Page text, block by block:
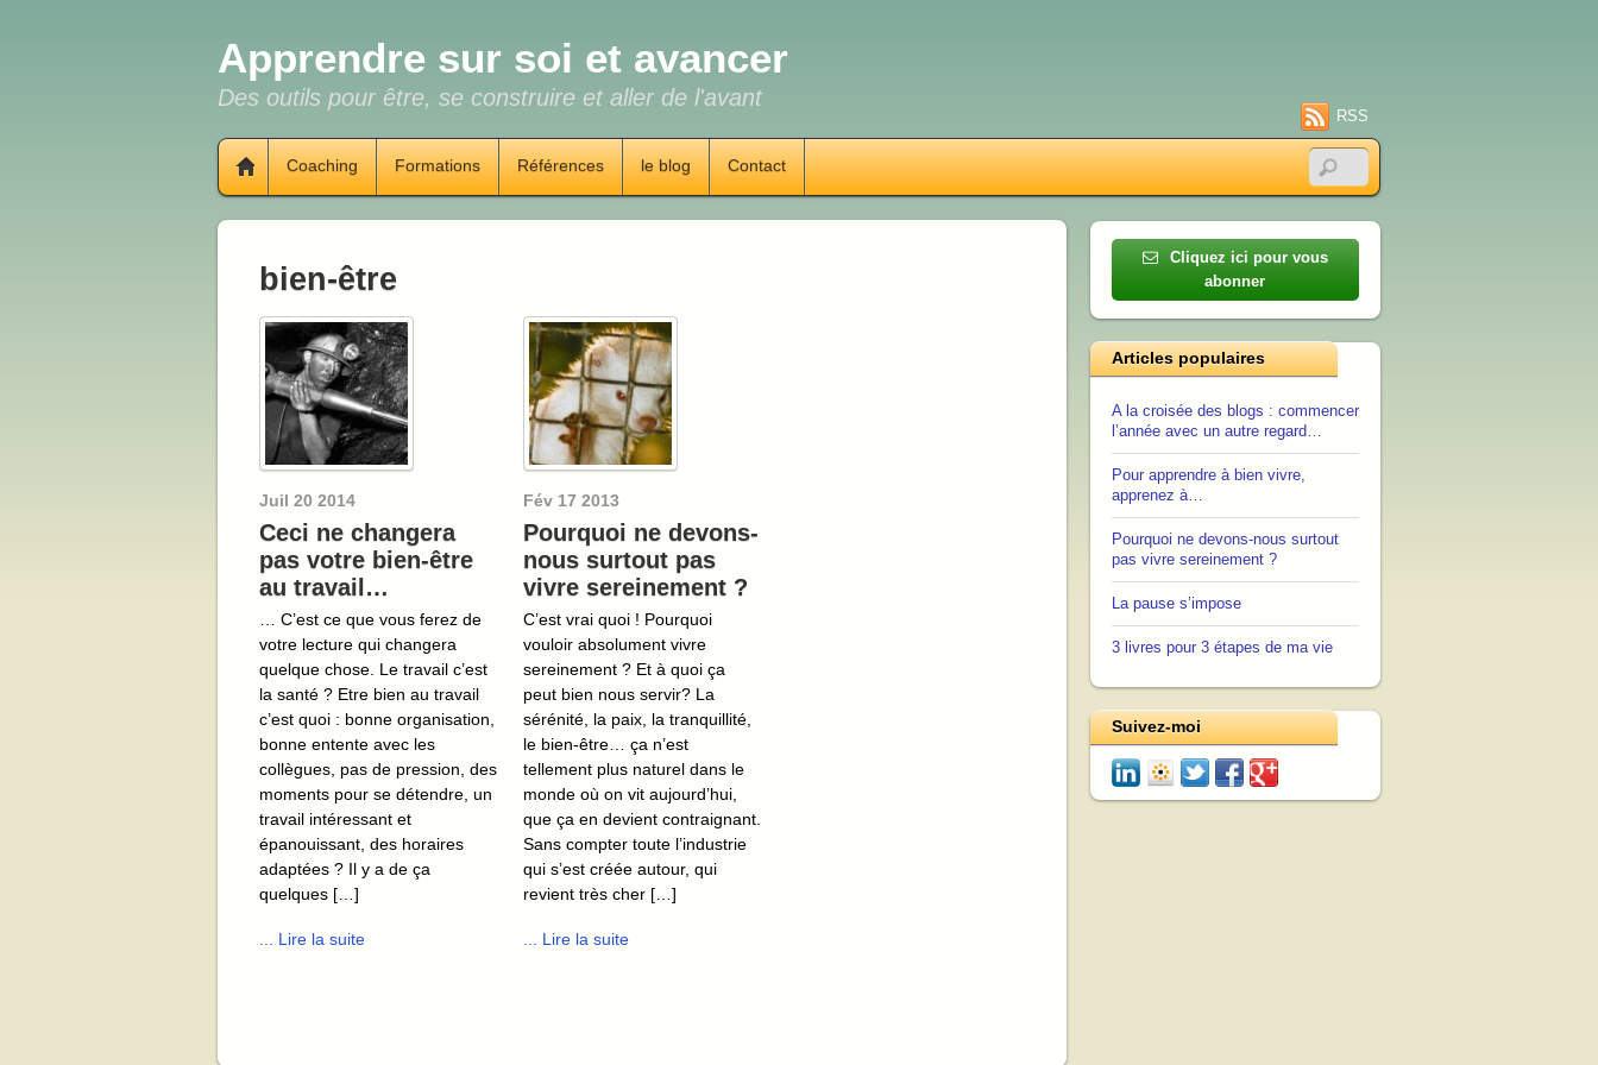
Apprendre sur soi et avancer
Des outils pour être, se construire et aller de l'avant
RSS
Coaching Formations Références le blog Contact
bien-être
Juil 20 2014
Ceci ne changera
pas votre bien-être
au travail…
… C’est ce que vous ferez de
votre lecture qui changera
quelque chose. Le travail c’est
la santé ? Etre bien au travail
c’est quoi : bonne organisation,
bonne entente avec les
collègues, pas de pression, des
moments pour se détendre, un
travail intéressant et
épanouissant, des horaires
adaptées ? Il y a de ça
quelques […]
... Lire la suite
Fév 17 2013
Pourquoi ne devons-
nous surtout pas
vivre sereinement ?
C’est vrai quoi ! Pourquoi
vouloir absolument vivre
sereinement ? Et à quoi ça
peut bien nous servir? La
sérénité, la paix, la tranquillité,
le bien-être… ça n’est
tellement plus naturel dans le
monde où on vit aujourd’hui,
que ça en devient contraignant.
Sans compter toute l’industrie
qui s’est créée autour, qui
revient très cher […]
... Lire la suite
Cliquez ici pour vous
abonner
Articles populaires
A la croisée des blogs : commencer
l’année avec un autre regard…
Pour apprendre à bien vivre,
apprenez à…
Pourquoi ne devons-nous surtout
pas vivre sereinement ?
La pause s’impose
3 livres pour 3 étapes de ma vie
Suivez-moi